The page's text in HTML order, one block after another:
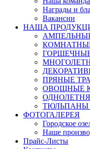
Награды и
Вакансии
НАША
ПРЯНЫЕ
ОВОЩНЫЕ
ТЮЛЬПАНЫ
ФОТОГАЛЕРЕЯ
Городское
Наше
Прайс-Листы